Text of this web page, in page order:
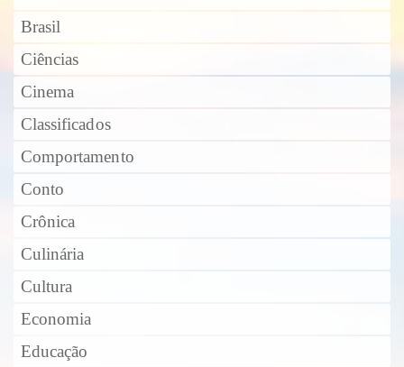
Brasil
Ciências
Cinema
Classificados
Comportamento
Conto
Crônica
Culinária
Cultura
Economia
Educação